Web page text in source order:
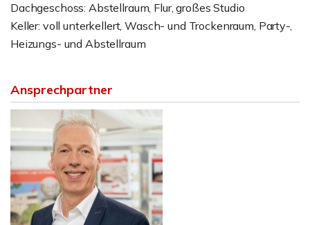
Dachgeschoss: Abstellraum, Flur, großes Studio
Keller: voll unterkellert, Wasch- und Trockenraum, Party-,
Heizungs- und Abstellraum
Ansprechpartner